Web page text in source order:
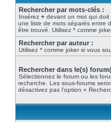
Rechercher par mots-clés :
Insérez + devant un mot qui doit
une liste de mots séparés entre
être trouvé. Utilisez * comme
Rechercher par auteur :
Utilisez * comme joker si vous
Rechercher dans le(s)
Sélectionnez le forum ou les
recherche. Les sous-forums
désactivez pas l’option «